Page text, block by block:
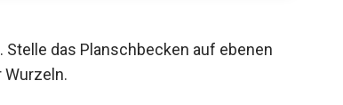
Stelle das Planschbecken auf ebenen
Wurzeln.